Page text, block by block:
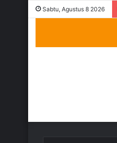
Sabtu, Agustus 8 2026